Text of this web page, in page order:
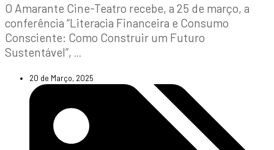
O Amarante Cine-Teatro recebe, a 25 de março, a
conferência “Literacia Financeira e Consumo
Consciente: Como Construir um Futuro
Sustentável”, ...
20 de Março, 2025